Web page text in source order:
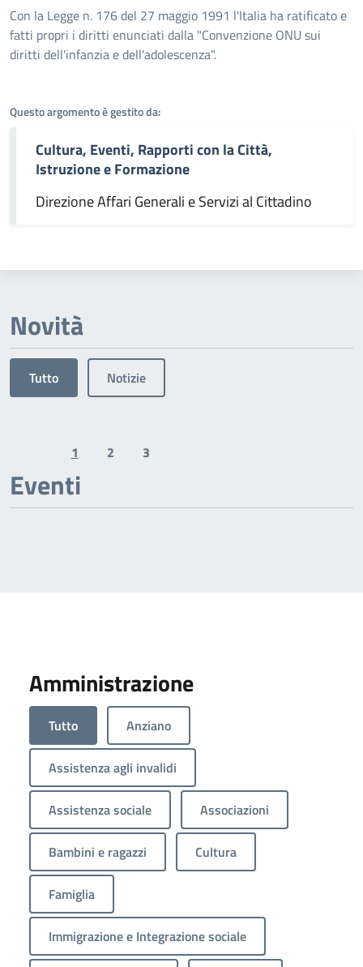
Dettagli dell'argomento
Con la Legge n. 176 del 27 maggio 1991 l'Italia ha ratificato e
fatti propri i diritti enunciati dalla "Convenzione ONU sui
diritti dell'infanzia e dell'adolescenza".
Questo argomento è gestito da:
Cultura, Eventi, Rapporti con la Città,
Istruzione e Formazione
Direzione Affari Generali e Servizi al Cittadino
Novità
Tutto Notizie
Previous page
1 2 3
Eventi
Amministrazione
Tutto Anziano
Assistenza agli invalidi
Assistenza sociale Associazioni
Bambini e ragazzi Cultura
Famiglia
Immigrazione e Integrazione sociale